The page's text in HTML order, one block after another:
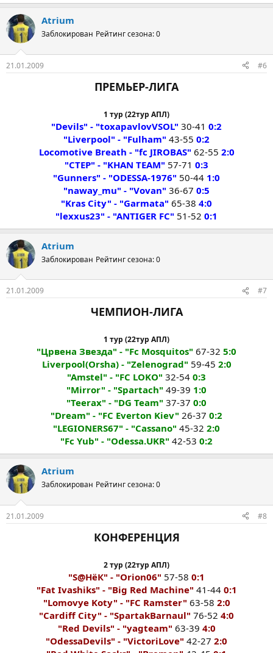
Atrium
Заблокирован Рейтинг сезона: 0
21.01.2009 #6
ПРЕМЬЕР-ЛИГА
1 тур (22тур АПЛ)
"Devils" - "toxapavlovVSOL" 30-41 0:2
"Liverpool" - "Fulham" 43-55 0:2
Locomotive Breath - "fc JIROBAS" 62-55 2:0
"CTEP" - "KHAN TEAM" 57-71 0:3
"Gunners" - "ODESSA-1976" 50-44 1:0
"naway_mu" - "Vovan" 36-67 0:5
"Kras City" - "Garmata" 65-38 4:0
"lexxus23" - "ANTIGER FC" 51-52 0:1
Atrium
Заблокирован Рейтинг сезона: 0
21.01.2009 #7
ЧЕМПИОН-ЛИГА
1 тур (22тур АПЛ)
"Црвена Звезда" - "Fc Mosquitos" 67-32 5:0
Liverpool(Orsha) - "Zelenograd" 59-45 2:0
"Amstel" - "FC LOKO" 32-54 0:3
"Mirror" - "Spartach" 49-39 1:0
"Teerax" - "DG Team" 37-37 0:0
"Dream" - "FC Everton Kiev" 26-37 0:2
"LEGIONERS67" - "Cassano" 45-32 2:0
"Fc Yub" - "Odessa.UKR" 42-53 0:2
Atrium
Заблокирован Рейтинг сезона: 0
21.01.2009 #8
КОНФЕРЕНЦИЯ
2 тур (22тур АПЛ)
"S@HёК" - "Orion06" 57-58 0:1
"Fat Ivashiks" - "Big Red Machine" 41-44 0:1
"Lomovye Koty" - "FC Ramster" 63-58 2:0
"Cardiff City" - "SpartakBarnaul" 76-52 4:0
"Red Devils" - "yagteam" 63-39 4:0
"OdessaDevils" - "VictoriLove" 42-27 2:0